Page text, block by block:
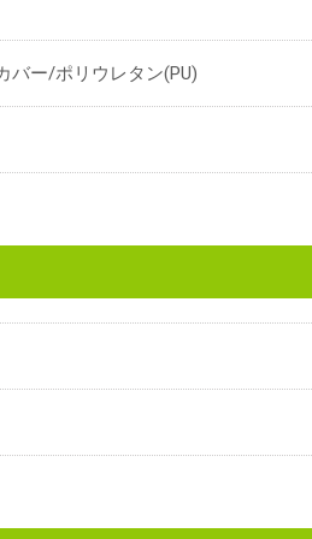
バー/ポリウレタン(PU)